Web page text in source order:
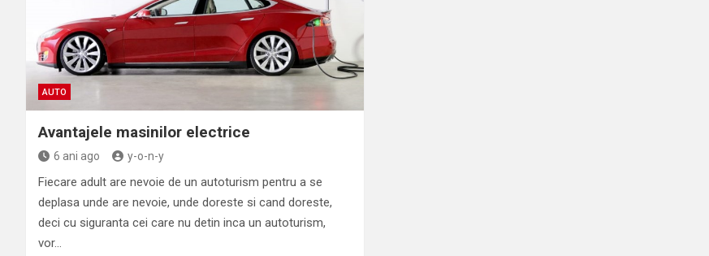
AUTO
Avantajele masinilor electrice
6 ani ago y-o-n-y
Fiecare adult are nevoie de un autoturism pentru a se
deplasa unde are nevoie, unde doreste si cand doreste,
deci cu siguranta cei care nu detin inca un autoturism,
vor…